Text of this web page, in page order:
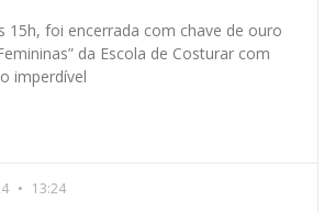
15h, foi encerrada com chave de ouro
da Escola de Costurar com
imperdível
13:24